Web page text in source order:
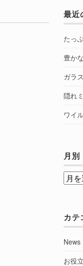
最近
たっ
豊か
ガラ
隠れ
ワイ
月別
月
カテ
News
お役